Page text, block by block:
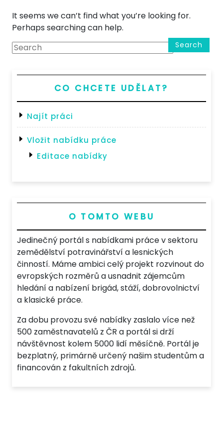
It seems we can’t find what you’re looking for.
Perhaps searching can help.
Search
CO CHCETE UDĚLAT?
Najít práci
Vložit nabídku práce
Editace nabídky
O TOMTO WEBU
Jedinečný portál s nabídkami práce v sektoru
zemědělství potravinářství a lesnických
činností. Máme ambici celý projekt rozvinout do
evropských rozměrů a usnadnit zájemcům
hledání a nabízení brigád, stáží, dobrovolnictví
a klasické práce.
Za dobu provozu své nabídky zaslalo více než
500 zaměstnavatelů z ČR a portál si drží
návštěvnost kolem 5000 lidí měsíčně. Portál je
bezplatný, primárně určený našim studentům a
financován z fakultních zdrojů.